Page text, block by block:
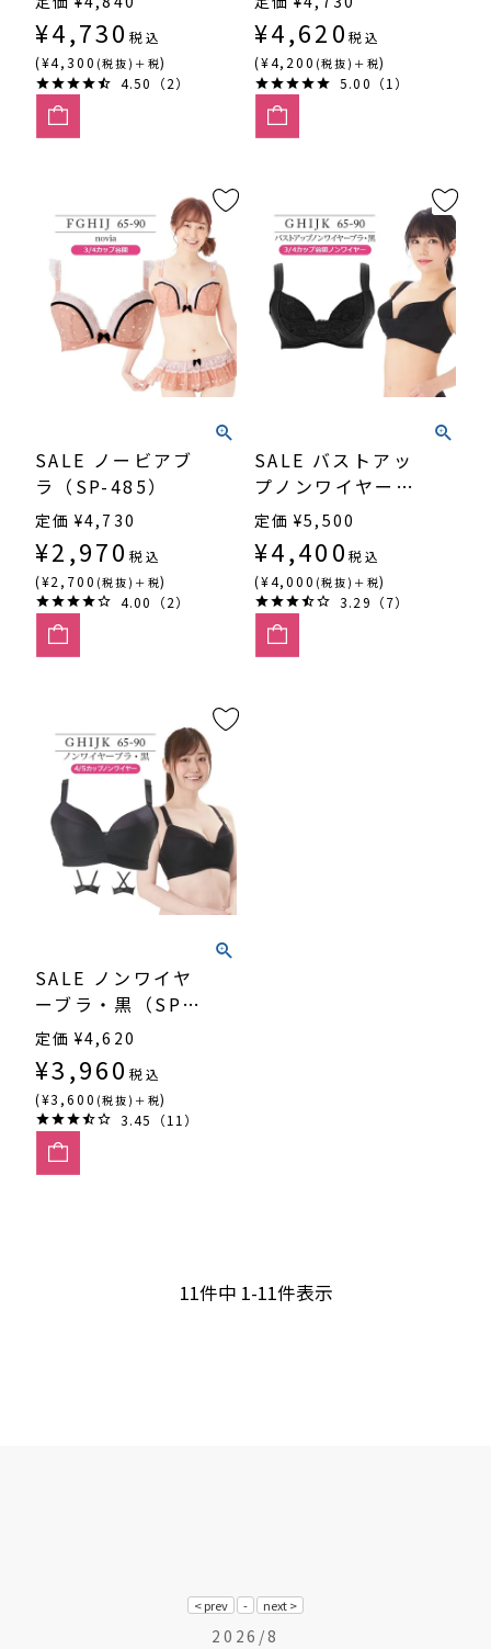
（SP-552）
¥4,730 税込
(¥4,300 (税抜)＋税)
4.50（2）
551）
¥4,620 税込
(¥4,200 (税抜)＋税)
5.00（1）
SALE ノービアブ
ラ（SP-485）
定価 ¥4,730
¥2,970 税込
(¥2,700 (税抜)＋税)
4.00（2）
SALE バストアッ
プノンワイヤーブ
ラ・黒（SP-461）
定価 ¥5,500
¥4,400 税込
(¥4,000 (税抜)＋税)
3.29（7）
SALE ノンワイヤ
ーブラ・黒（SP-
367）
定価 ¥4,620
¥3,960 税込
(¥3,600 (税抜)＋税)
3.45（11）
11件中 1-11件表示
2026/8